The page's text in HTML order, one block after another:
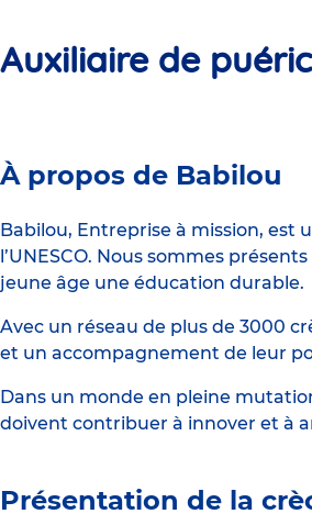
Auxiliaire de
Babilou
Paris
Exelmans
À propos de Babilou
Babilou, Entreprise à mission, est
l’UNESCO. Nous sommes
jeune âge une éducation durable.
Avec un réseau de plus de 3000
et un accompagnement de leur
Dans un monde en pleine
doivent contribuer à innover et à
Présentation de la